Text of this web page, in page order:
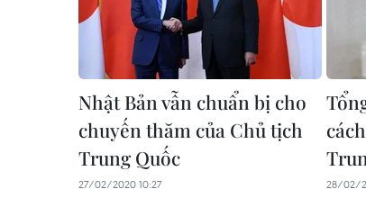
Nhật Bản vẫn chuẩn bị cho
chuyến thăm của Chủ tịch
Trung Quốc
27/02/2020 10:27 28/02/